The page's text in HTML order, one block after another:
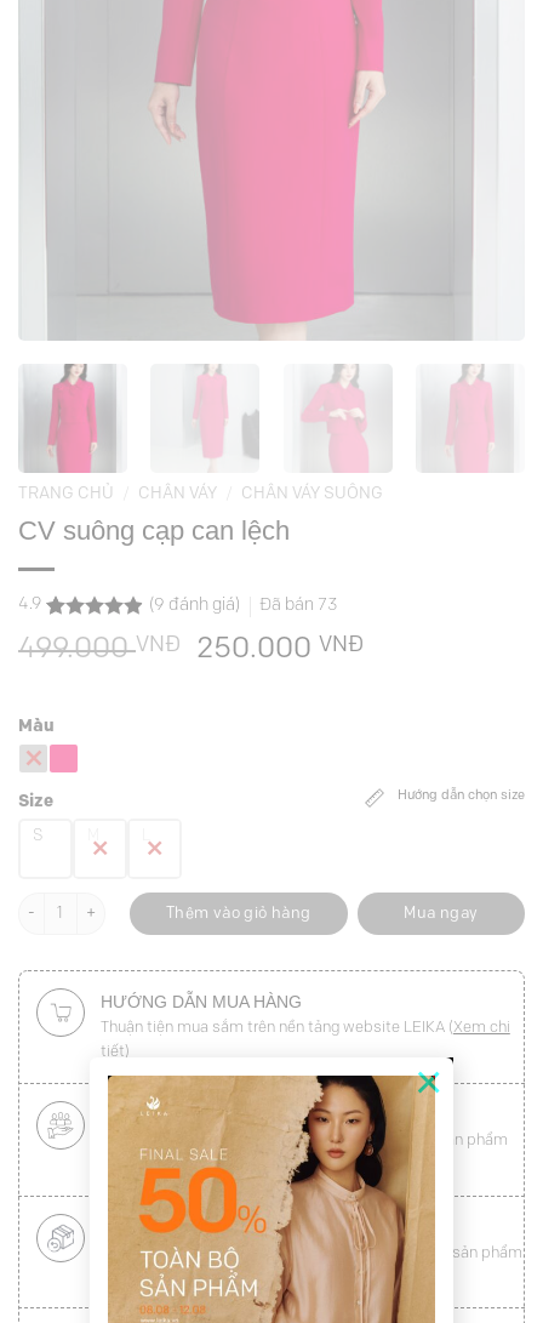
×
TRANG CHỦ CHÂN VÁY CHÂN VÁY SUÔNG
CV suông cạp can lệch
4.9
4.9
trên 5
dựa trên
9
(9 đánh giá) Đã bán 73
499.000VNĐ
Giá
250.000 VNĐ
Hướng dẫn chọn size
Màu
Size
S
CV suông cạp can lệch số lượng
Thêm vào giỏ hàng Mua ngay
HƯỚNG DẪN MUA HÀNG
Thuận tiện mua sắm trên nền tảng website LEIKA (Xem chi
tiết)
CHÍNH SÁCH KHÁCH HÀNG THÂN THIẾT
hài lòng toàn vẹn từ sản phẩm
đến dịch vụ ( Xem chi tiết
ĐỔI HÀNG NHANH CHÓNG
Được đổi trả hàng nhanh chóng lên tới15 ngày
cho sản phẩm
Xem chi tiết)